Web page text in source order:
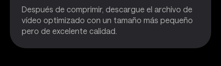
Después de comprimir, descargue el archivo de
vídeo optimizado con un tamaño más pequeño
pero de excelente calidad.